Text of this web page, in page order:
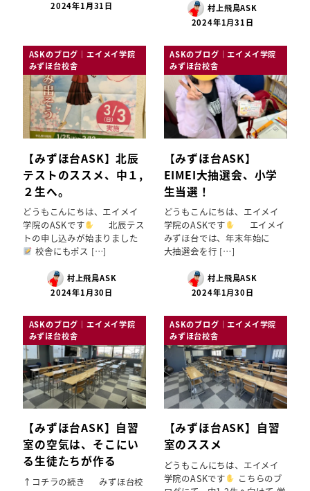
2024年1月31日
村上飛鳥ASK
2024年1月31日
ASKのブログ｜エイメイ学院
みずほ台校舎
【みずほ台ASK】北辰
テストのススメ、中１,
２生へ。
どうもこんにちは、エイメイ
学院のASKです
北辰テス
トの申し込みが始まりました
校舎にもポス […]
村上飛鳥ASK
2024年1月30日
ASKのブログ｜エイメイ学院
みずほ台校舎
【みずほ台ASK】
EIMEI大抽選会、小学
生当選！
どうもこんにちは、エイメイ
学院のASKです
エイメイ
みずほ台では、年末年始に
大抽選会を行 […]
村上飛鳥ASK
2024年1月30日
ASKのブログ｜エイメイ学院
みずほ台校舎
【みずほ台ASK】自習
室の空気は、そこにい
る生徒たちが作る
↑コチラの続き みずほ台校
ASKのブログ｜エイメイ学院
みずほ台校舎
【みずほ台ASK】自習
室のススメ
どうもこんにちは、エイメイ
学院のASKです
こちらのブ